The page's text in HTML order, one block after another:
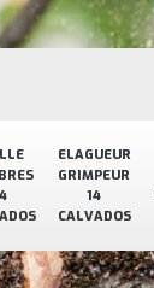
ELAGUEUR
GRIMPEUR
14
CALVADOS